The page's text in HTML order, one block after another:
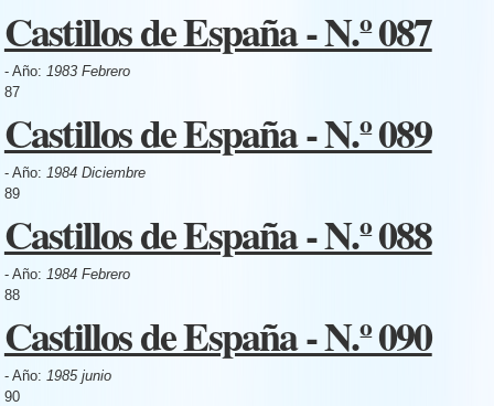
Castillos de España - N.º 087
- Año: 1983 Febrero
87
Castillos de España - N.º 089
- Año: 1984 Diciembre
89
Castillos de España - N.º 088
- Año: 1984 Febrero
88
Castillos de España - N.º 090
- Año: 1985 junio
90